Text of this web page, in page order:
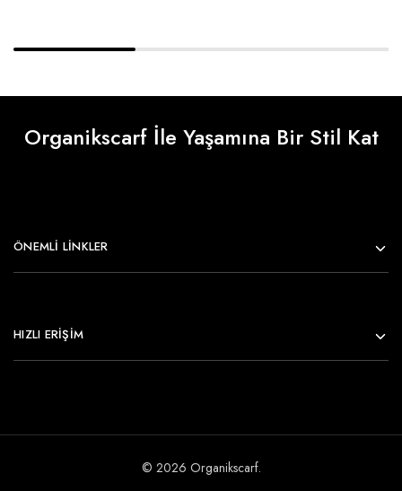
Organikscarf İle Yaşamına Bir Stil Kat
ÖNEMLI LINKLER
HIZLI ERİŞİM
© 2026 Organikscarf.